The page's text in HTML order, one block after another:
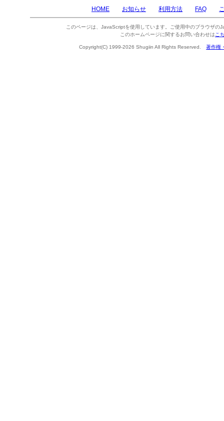
HOME お知らせ 利用方法 FAQ
このページは、JavaScriptを使用しています。ご使用中のブラウザの
このホームページに関するお問い合わせは こ
Copyright(C) 1999-2026 Shugiin All Rights Reserved. 著作権